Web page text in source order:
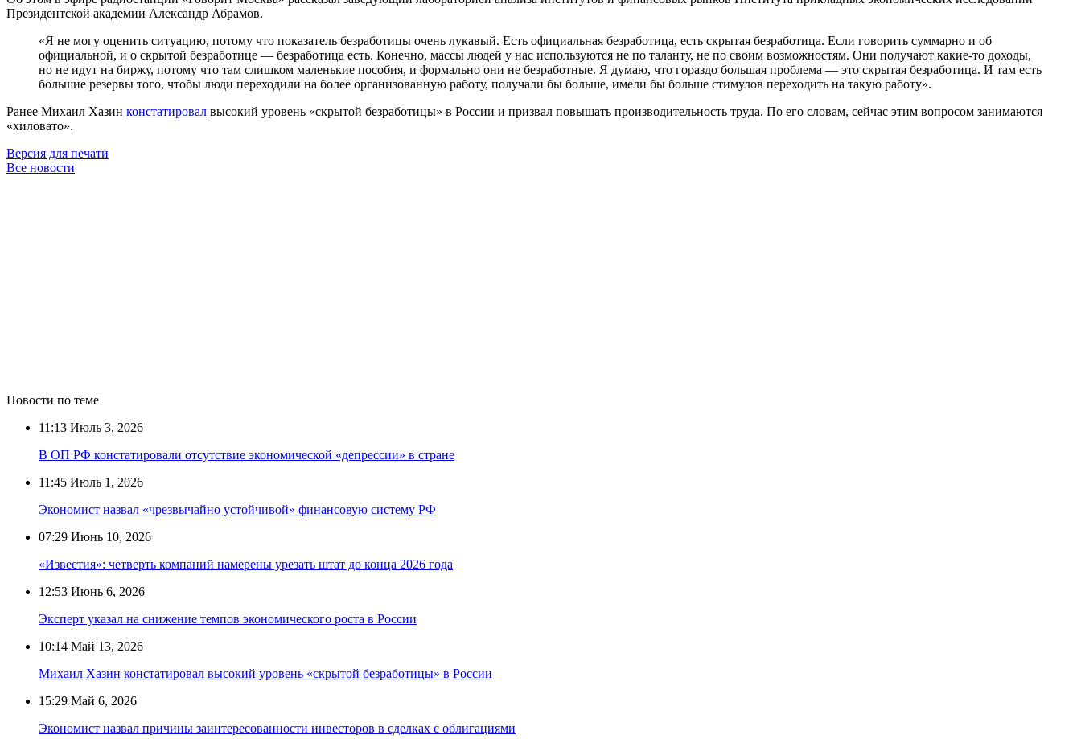
Президентской академии Александр Абрамов.
«Я не могу оценить ситуацию, потому что показатель безработицы очень лукавый. Есть официальная безработица, есть скрытая безработица. Если говорить суммарно и об
официальной, и о скрытой безработице — безработица есть. Конечно, массы людей у нас используются не по таланту, не по своим возможностям. Они получают какие-то доходы,
но не идут на биржу, потому что там слишком маленькие пособия, и формально они не безработные. Я думаю, что гораздо большая проблема — это скрытая безработица. И там есть
большие резервы того, чтобы люди переходили на более организованную работу, получали бы больше, имели бы больше стимулов переходить на такую работу».
Ранее Михаил Хазин констатировал высокий уровень «скрытой безработицы» в России и призвал повышать производительность труда. По его словам, сейчас этим вопросом занимаются
«хиловато».
Версия для печати
Все новости
Новости по теме
11:13 Июль 3, 2026
В ОП РФ констатировали отсутствие экономической «депрессии» в стране
11:45 Июль 1, 2026
Экономист назвал «чрезвычайно устойчивой» финансовую систему РФ
07:29 Июнь 10, 2026
«Известия»: четверть компаний намерены урезать штат до конца 2026 года
12:53 Июнь 6, 2026
Эксперт указал на снижение темпов экономического роста в России
10:14 Май 13, 2026
Михаил Хазин констатировал высокий уровень «скрытой безработицы» в России
15:29 Май 6, 2026
Экономист назвал причины заинтересованности инвесторов в сделках с облигациями